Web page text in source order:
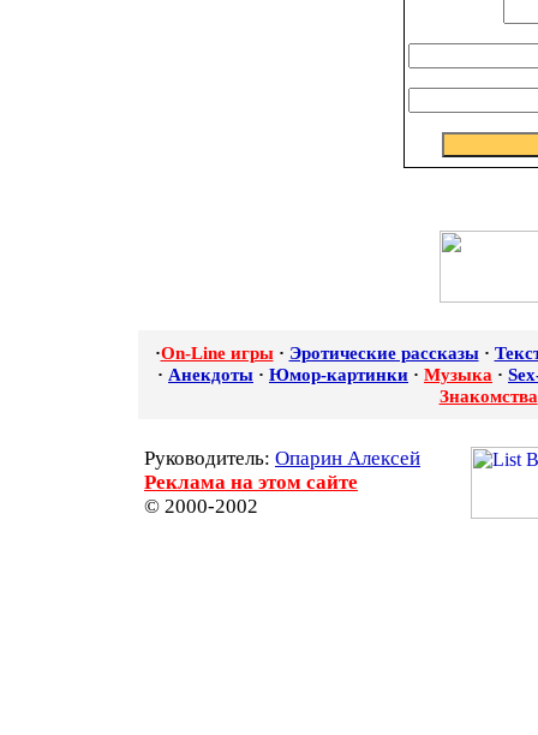
·On-Line игры· Эротические рассказы·
· Анекдоты · Юмор-картинки · Музыка ·
Знакомства
Руководитель: Опарин Алексей
Реклама на этом сайте
© 2000-2002